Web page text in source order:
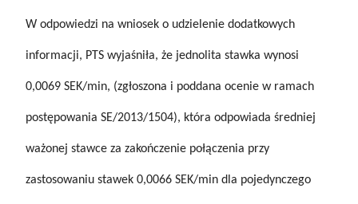
W odpowiedzi na wniosek o udzielenie dodatkowych
informacji, PTS wyjaśniła, że jednolita stawka wynosi
0,0069 SEK/min, (zgłoszona i poddana ocenie w ramach
postępowania SE/2013/1504), która odpowiada średniej
ważonej stawce za zakończenie połączenia przy
zastosowaniu stawek 0,0066 SEK/min dla pojedynczego